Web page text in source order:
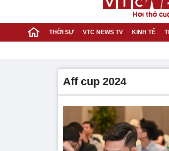
THỜI SỰ VTC NEWS TV KINH TẾ
Aff cup 2024